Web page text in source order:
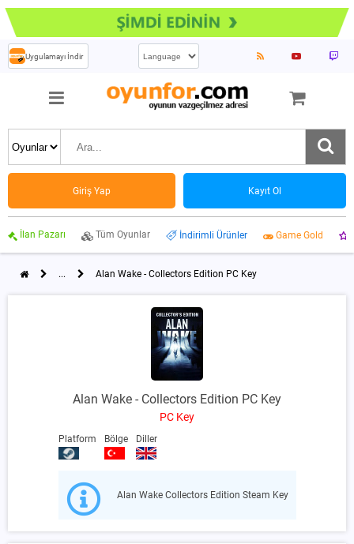
Uygulamayı İndir
Giriş Yap Kayıt Ol
İlan Pazarı Tüm Oyunlar İndirimli Ürünler Game Gold
... Alan Wake - Collectors Edition PC Key
Alan Wake - Collectors Edition PC Key
PC Key
Platform Bölge Diller
Alan Wake Collectors Edition Steam Key